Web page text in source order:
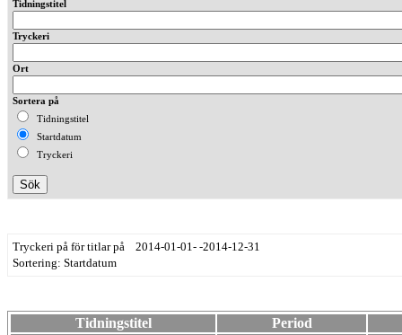
Tidningstitel
Tryckeri
Ort
Sortera på
Tidningstitel
Startdatum
Tryckeri
Tryckeri på för titlar på 2014-01-01- -2014-12-31
Sortering: Startdatum
Tidningstitel
Period